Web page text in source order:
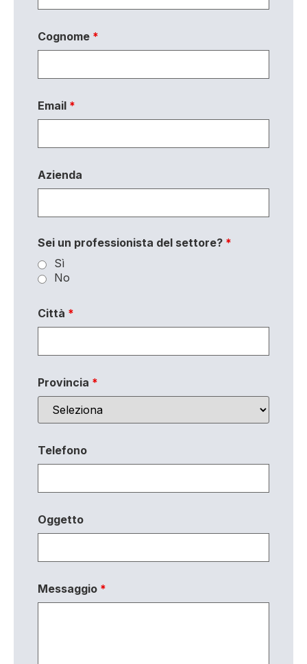
Cognome *
Email *
Azienda
Sei un professionista del settore? *
Sì
No
Città *
Provincia *
Telefono
Oggetto
Messaggio *